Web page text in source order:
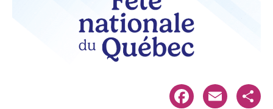
Facebook Email Share